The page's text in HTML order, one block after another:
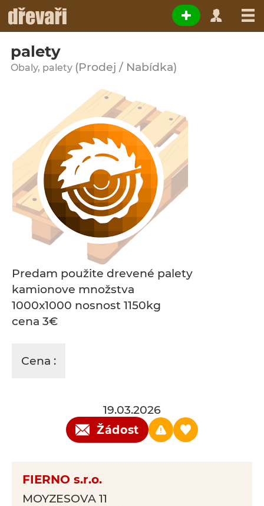
palety
Obaly, palety (Prodej / Nabídka)
Predam použite drevené palety
kamionove množstva
1000x1000 nosnost 1150kg
cena 3€
Cena :
19.03.2026
Žádost
FIERNO s.r.o.
MOYZESOVA 11